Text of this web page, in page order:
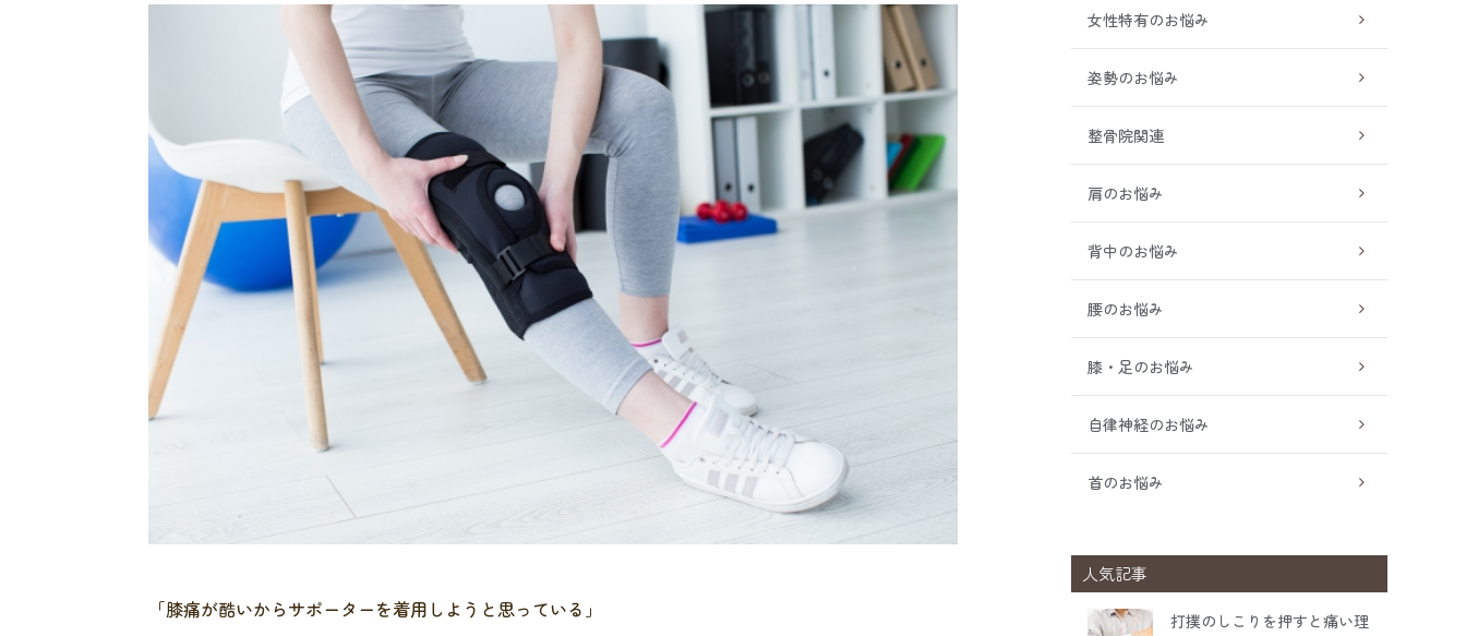
「膝痛が酷いからサポーターを着用しようと思っている」
女性特有のお悩み
姿勢のお悩み
整骨院関連
肩のお悩み
背中のお悩み
腰のお悩み
膝・足のお悩み
自律神経のお悩み
首のお悩み
人気記事
打撲のしこりを押すと痛い理